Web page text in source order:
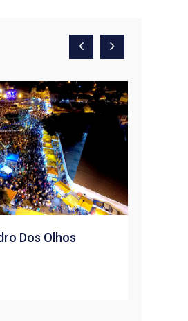
Dos Olhos